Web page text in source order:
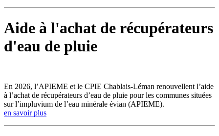
Aide à l'achat de récupérateurs
d'eau de pluie
En 2026, l’APIEME et le CPIE Chablais-Léman renouvellent l’aide
à l’achat de récupérateurs d’eau de pluie pour les communes situées
sur l’impluvium de l’eau minérale évian (APIEME).
en savoir plus